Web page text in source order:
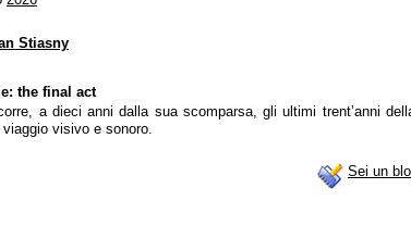
Stiasny
the final act
a dieci anni dalla sua scomparsa, gli ultimi trent’anni
visivo e sonoro.
Sei un